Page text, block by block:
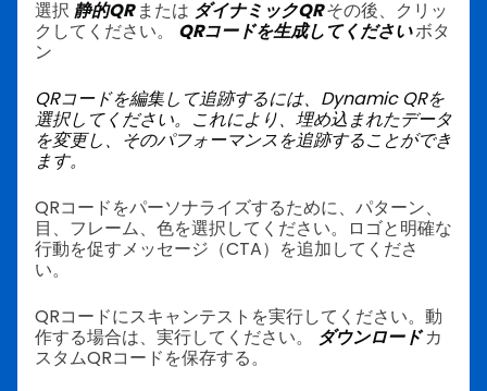
選択静的QRまたは ダイナミックQRその後、クリッ
クしてください。 QRコードを生成してくださいボタ
ン
QRコードを編集して追跡するには、Dynamic QRを
選択してください。これにより、埋め込まれたデータ
を変更し、そのパフォーマンスを追跡することができ
ます。
QRコードをパーソナライズするために、パターン、
目、フレーム、色を選択してください。ロゴと明確な
行動を促すメッセージ（CTA）を追加してくださ
い。
QRコードにスキャンテストを実行してください。動
作する場合は、実行してください。 ダウンロードカ
スタムQRコードを保存する。